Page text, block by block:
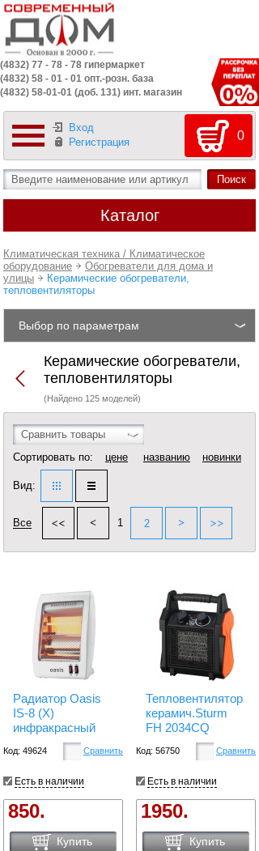
(4832) 77 - 78 - 78 гипермаркет
(4832) 58 - 01 - 01 опт.-розн. база
(4832) 58-01-01 (доб. 131) инт. магазин
Вход
Регистрация
0
Каталог
Климатическая техника / Климатическое
оборудование
Обогреватели для дома и
улицы
Керамические обогреватели,
тепловентиляторы
Выбор по параметрам
Керамические обогреватели,
тепловентиляторы
(Найдено 125 моделей)
Сравнить товары
Сортировать по:
цене названию новинки
Вид:
Все 1 2
Радиатор Oasis
IS-8 (X)
инфракрасный
Код: 49624 Сравнить
Есть в наличии
850.
Купить
Тепловентилятор
керамич.Sturm
FH 2034CQ
Код: 56750 Сравнить
Есть в наличии
1950.
Купить